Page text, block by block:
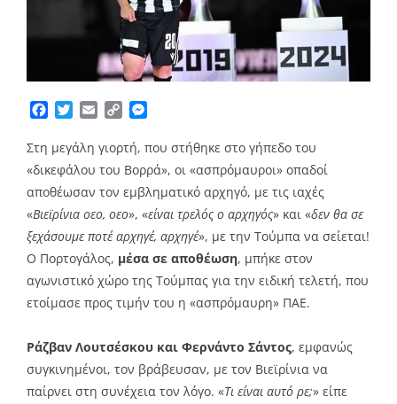
Facebook
TwitterEmailCopy
Στη μεγάλη γιορτή, που στήθηκε στο γήπεδο του
«δικεφάλου του Βορρά», οι «ασπρόμαυροι» οπαδοί
αποθέωσαν τον εμβληματικό αρχηγό, με τις ιαχές
«Βιεϊρίνια οεο, οεο», «είναι τρελός ο αρχηγός» και «δεν θα σε
ξεχάσουμε ποτέ αρχηγέ, αρχηγέ», με την Τούμπα να σείεται!
Ο Πορτογάλος, μέσα σε αποθέωση, μπήκε στον
αγωνιστικό χώρο της Τούμπας για την ειδική τελετή, που
ετοίμασε προς τιμήν του η «ασπρόμαυρη» ΠΑΕ.
Ράζβαν Λουτσέσκου και Φερνάντο Σάντος, εμφανώς
συγκινημένοι, τον βράβευσαν, με τον Βιεϊρίνια να
παίρνει στη συνέχεια τον λόγο. «Τι είναι αυτό ρε;» είπε